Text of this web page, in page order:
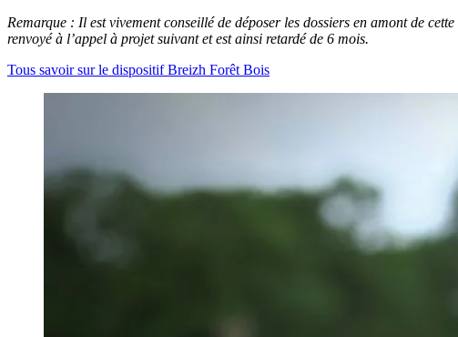
Remarque : Il est vivement conseillé de déposer les dossiers en amont de
renvoyé à l’appel à projet suivant et est ainsi retardé de 6 mois.
Tous savoir sur le dispositif Breizh Forêt Bois